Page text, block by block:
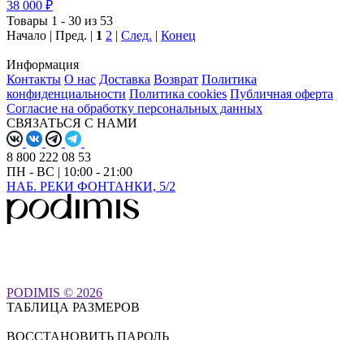
38 000 ₽
Товары 1 - 30 из 53
Начало | Пред. | 1 2 | След. | Конец
Информация
Контакты О нас Доставка Возврат Политика
конфиденциальности Политика cookies Публичная оферта
Согласие на обработку персональных данных
СВЯЗАТЬСЯ С НАМИ
8 800 222 08 53
ПН - ВС | 10:00 - 21:00
НАБ. РЕКИ ФОНТАНКИ, 5/2
PODIMIS © 2026
ТАБЛИЦА РАЗМЕРОВ
ВОССТАНОВИТЬ ПАРОЛЬ